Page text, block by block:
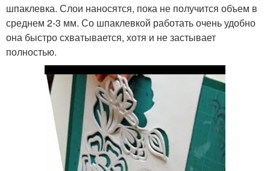
шпаклевка. Слои наносятся, пока не получится объем в
среднем 2-3 мм. Со шпаклевкой работать очень удобно
она быстро схватывается, хотя и не застывает
полностью.